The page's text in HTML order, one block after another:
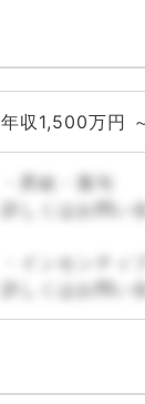
年収1,500万円
・昇給・賞与
詳しくはお問い
・インセンティブ
詳しくはお問い